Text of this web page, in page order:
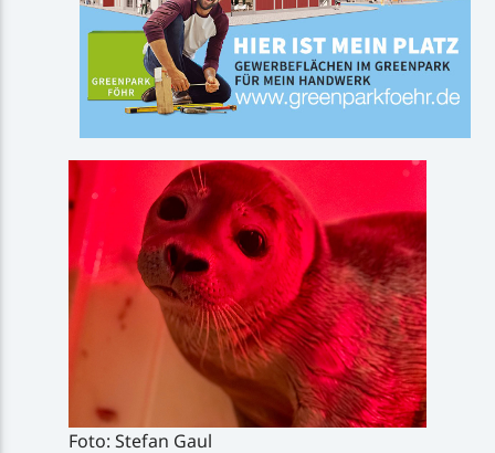
Foto: Stefan Gaul